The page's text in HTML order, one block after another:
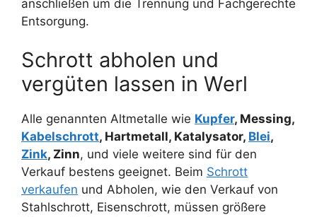
anschließen um die Trennung und Fachgerechte
Entsorgung.
Schrott abholen und
vergüten lassen in Werl
Alle genannten Altmetalle wie Kupfer, Messing,
Kabelschrott, Hartmetall, Katalysator, Blei,
Zink, Zinn, und viele weitere sind für den
Verkauf bestens geeignet. Beim Schrott
verkaufen und Abholen, wie den Verkauf von
Stahlschrott, Eisenschrott, müssen größere